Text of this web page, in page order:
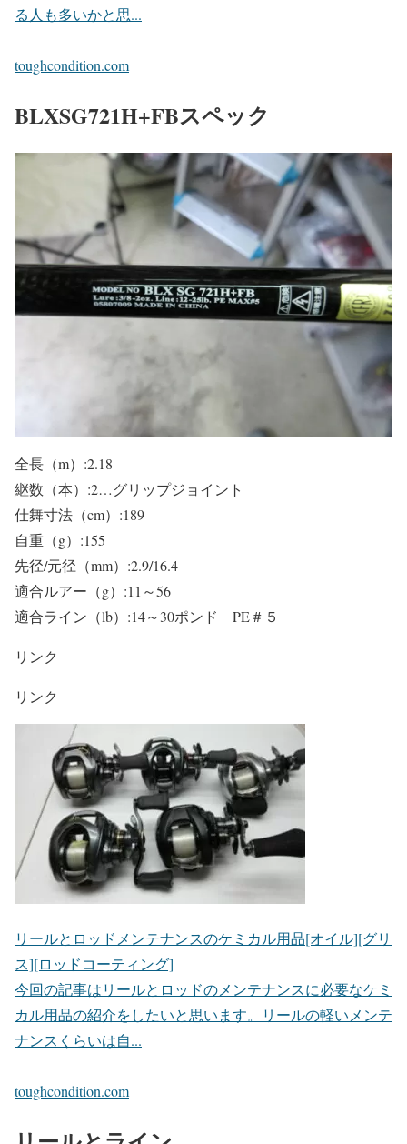
る人も多いかと思...
toughcondition.com
BLXSG721H+FBスペック
全長（m）:2.18
継数（本）:2…グリップジョイント
仕舞寸法（cm）:189
自重（g）:155
先径/元径（mm）:2.9/16.4
適合ルアー（g）:11～56
適合ライン（lb）:14～30ポンド PE＃５
リンク
リンク
リールとロッドメンテナンスのケミカル用品[オイル][グリ
ス][ロッドコーティング]
今回の記事はリールとロッドのメンテナンスに必要なケミ
カル用品の紹介をしたいと思います。リールの軽いメンテ
ナンスくらいは自...
toughcondition.com